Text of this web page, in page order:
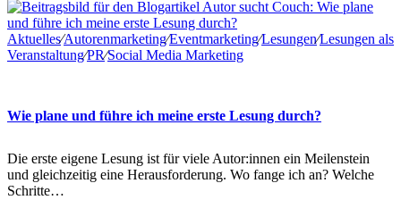
Aktuelles∕Autorenmarketing∕Eventmarketing∕Lesungen∕Lesungen als
Veranstaltung∕PR∕Social Media Marketing
Wie plane und führe ich meine erste Lesung durch?
Die erste eigene Lesung ist für viele Autor:innen ein Meilenstein
und gleichzeitig eine Herausforderung. Wo fange ich an? Welche
Schritte…